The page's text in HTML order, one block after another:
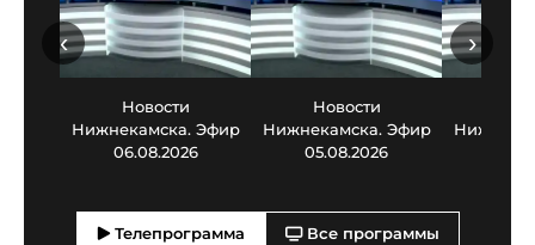
Новости
Нижнекамска. Эфир
06.08.2026
Новости
Нижнекамска. Эфир
05.08.2026
‹ ›
Телепрограмма Все программы